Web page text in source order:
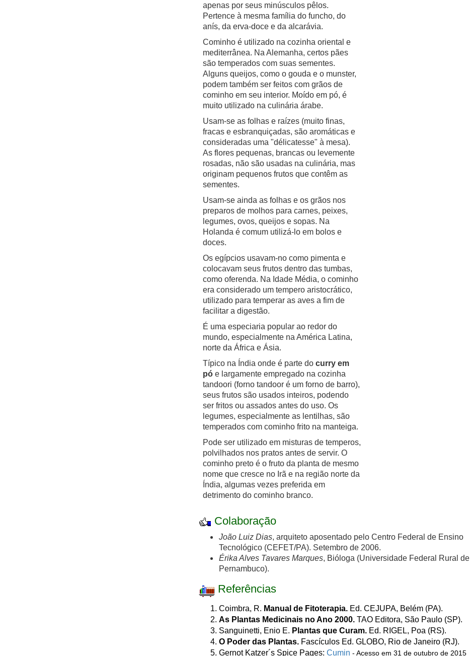
apenas por seus minúsculos pêlos.
Pertence à mesma família do funcho, do
anís, da erva-doce e da alcarávia.
Cominho é utilizado na cozinha oriental e
mediterrânea. Na Alemanha, certos pães
são temperados com suas sementes.
Alguns queijos, como o gouda e o munster,
podem também ser feitos com grãos de
cominho em seu interior. Moído em pó, é
muito utilizado na culinária árabe.
Usam-se as folhas e raízes (muito finas,
fracas e esbranquiçadas, são aromáticas e
consideradas uma "délicatesse" à mesa).
As flores pequenas, brancas ou levemente
rosadas, não são usadas na culinária, mas
originam pequenos frutos que contêm as
sementes.
Usam-se ainda as folhas e os grãos nos
preparos de molhos para carnes, peixes,
legumes, ovos, queijos e sopas. Na
Holanda é comum utilizá-lo em bolos e
doces.
Os egípcios usavam-no como pimenta e
colocavam seus frutos dentro das tumbas,
como oferenda. Na Idade Média, o cominho
era considerado um tempero aristocrático,
utilizado para temperar as aves a fim de
facilitar a digestão.
É uma especiaria popular ao redor do
mundo, especialmente na América Latina,
norte da África e Ásia.
Típico na Índia onde é parte do curry em
póe largamente empregado na cozinha
tandoori (forno tandoor é um forno de barro),
seus frutos são usados inteiros, podendo
ser fritos ou assados antes do uso. Os
legumes, especialmente as lentilhas, são
temperados com cominho frito na manteiga.
Pode ser utilizado em misturas de temperos,
polvilhados nos pratos antes de servir. O
cominho preto é o fruto da planta de mesmo
nome que cresce no Irã e na região norte da
Índia, algumas vezes preferida em
detrimento do cominho branco.
Colaboração
João Luiz Dias, arquiteto aposentado pelo Centro Federal de Ensino
Tecnológico (CEFET/PA). Setembro de 2006.
Érika Alves Tavares Marques, Bióloga (Universidade Federal Rural de
Pernambuco).
Referências
Coimbra, R. Manual de Fitoterapia. Ed. CEJUPA, Belém (PA).
As Plantas Medicinais no Ano 2000. TAO Editora, São Paulo (SP).
Sanguinetti, Enio E. Plantas que Curam. Ed. RIGEL, Poa (RS).
O Poder das Plantas. Fascículos Ed. GLOBO, Rio de Janeiro (RJ).
Gernot Katzer´s Spice Pages: Cumin - Acesso em 31 de outubro de 2015